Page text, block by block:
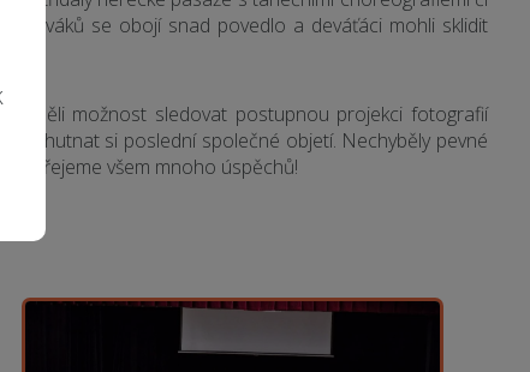
diváků se obojí snad povedlo a deváťáci mohli sklidit
měli možnost sledovat postupnou projekci fotografií
vychutnat si poslední společné objetí. Nechyběly pevné
Přejeme všem mnoho úspěchů!